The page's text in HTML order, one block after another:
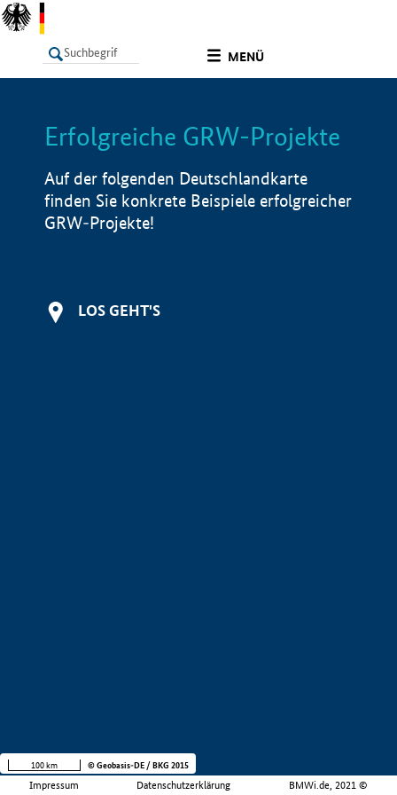
MENÜ
LISTE Info
Erfolgreiche GRW-Projekte
Auf der folgenden Deutschlandkarte
finden Sie konkrete Beispiele erfolgreicher
GRW-Projekte!
LOS GEHT'S
Impressum Datenschutzerklärung BMWi.de, 2021 ©
100 km © Geobasis-DE / BKG 2015